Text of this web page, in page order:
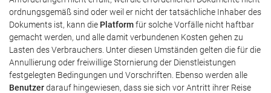
ordnungsgemäß sind oder weil er nicht der tatsächliche Inhaber des
Dokuments ist, kann die Platformfür solche Vorfälle nicht haftbar
gemacht werden, und alle damit verbundenen Kosten gehen zu
Lasten des Verbrauchers. Unter diesen Umständen gelten die für die
Annullierung oder freiwillige Stornierung der Dienstleistungen
festgelegten Bedingungen und Vorschriften. Ebenso werden alle
Benutzerdarauf hingewiesen, dass sie sich vor Antritt ihrer Reise